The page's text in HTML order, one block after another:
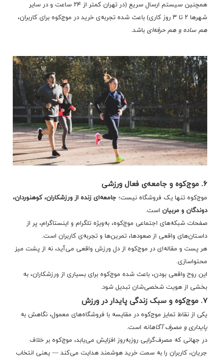
همچنین سیستم ارسال سریع (در تهران کمتر از ۲۴ ساعت و در سایر
شهرها ۲ تا ۳ روز کاری) باعث شده تجربه‌ی خرید در موج‌کوه برای کاربران،
هم ساده و هم حرفه‌ای باشد.
۶. موج‌کوه و جامعه‌ی فعال ورزشی
موج‌کوه تنها یک فروشگاه نیست؛ جامعه‌ای زنده از ورزشکاران، کوهنوردان،
دوندگان و مربیان است.
صفحات شبکه‌های اجتماعی موج‌کوه، به‌ویژه تلگرام و اینستاگرام، پر از
داستان‌های واقعی از صعودها، تمرین‌ها و تجربه‌ی کاربران است.
هر پست و مقاله‌ای در موج‌کوه از دل ورزش واقعی می‌آید، نه از پشت میز
محتوا‌سازی.
این روح واقعی بودن، باعث شده موج‌کوه برای بسیاری از ورزشکاران، به
بخشی از هویت شخصی‌شان تبدیل شود.
۷. موج‌کوه و سبک زندگی پایدار در ورزش
یکی از نقاط تمایز موج‌کوه در مقایسه با فروشگاه‌های معمول، نگاهش به
پایداری و مصرف آگاهانه است.
در جهانی که مصرف‌گرایی روزبه‌روز افزایش می‌یابد، موج‌کوه بر خلاف
جریان، کاربران را به سمت خرید هوشمند هدایت می‌کند — یعنی انتخاب